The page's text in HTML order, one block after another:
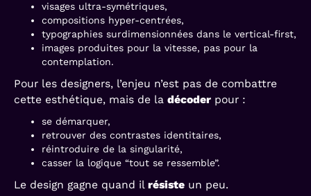
visages ultra-symétriques,
compositions hyper-centrées,
typographies surdimensionnées dans le vertical-first,
images produites pour la vitesse, pas pour la
contemplation.
Pour les designers, l’enjeu n’est pas de combattre
cette esthétique, mais de la décoderpour :
se démarquer,
retrouver des contrastes identitaires,
réintroduire de la singularité,
casser la logique “tout se ressemble”.
Le design gagne quand il résisteun peu.